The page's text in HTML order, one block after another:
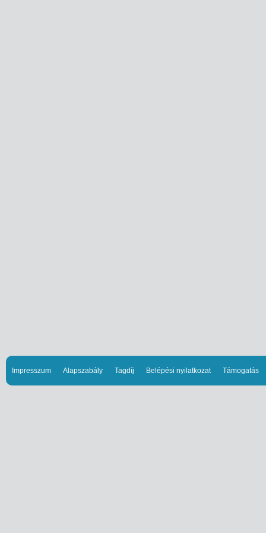
Impresszum Alapszabály Tagdíj Belépési nyilatkozat Támogatás